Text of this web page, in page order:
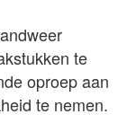
te
oproep aan
te nemen.